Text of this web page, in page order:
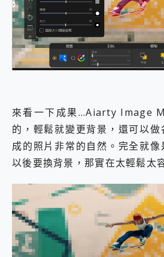
來看一下成果…Aiarty Image
的，輕鬆就變更背景，還可以
成的照片非常的自然。完全就像
以後要換背景，那實在太輕鬆太